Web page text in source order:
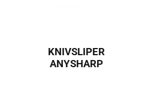
KNIVSLIPER
ANYSHARP